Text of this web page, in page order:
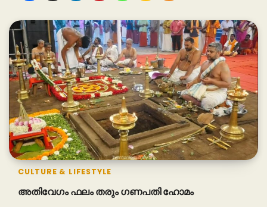
CULTURE & LIFESTYLE
അതിവേഗം ഫലം തരും ഗണപതി ഹോമം